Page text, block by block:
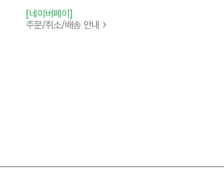
[네이버페이]
주문/취소/배송 안내